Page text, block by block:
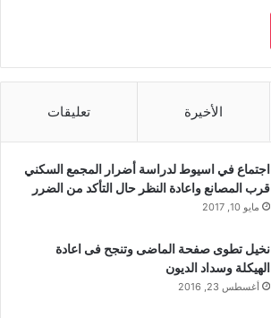
الأخيرة تعليقات
اجتماع في اسيوط لدراسة أضرار المجمع السكني
قرب المصانع واعادة النظر حال التأكد من الضرر
مايو 10, 2017
نخيل تطوى صفحة الماضى وتنجح فى اعادة
الهيكلة وسداد الديون
أغسطس 23, 2016